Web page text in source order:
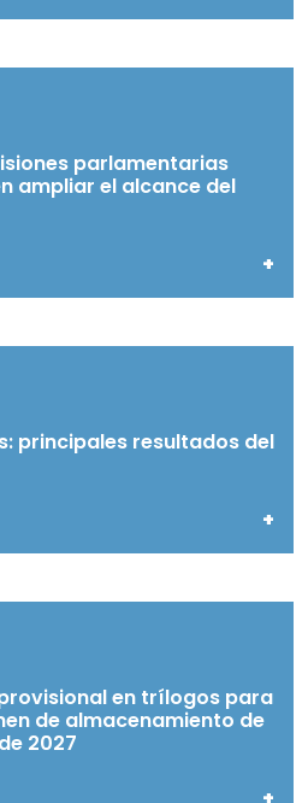
parlamentarias
ampliar el alcance del
+
principales resultados del
+
en trílogos para
de almacenamiento de
2027
+